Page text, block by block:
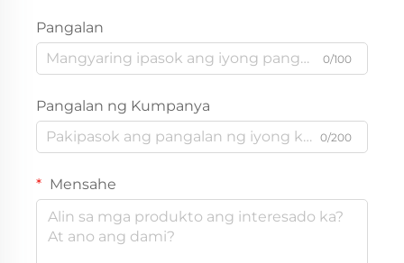
Pangalan
0/100
Pangalan ng Kumpanya
0/200
Mensahe